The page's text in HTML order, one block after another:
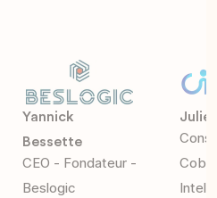
Yannick
Bessette
CEO - Fondateur -
Beslogic
Julie